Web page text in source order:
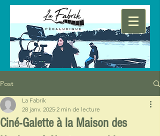
Post
Ciné-Galette à la Maison des
La Fabrik
28 janv. 2025 2 min de lecture